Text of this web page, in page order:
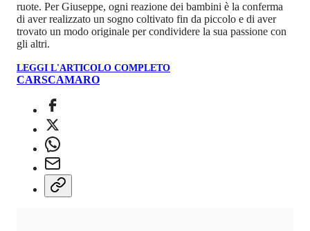
ruote. Per Giuseppe, ogni reazione dei bambini è la conferma
di aver realizzato un sogno coltivato fin da piccolo e di aver
trovato un modo originale per condividere la sua passione con
gli altri.
LEGGI L'ARTICOLO COMPLETO
CARSCAMARO